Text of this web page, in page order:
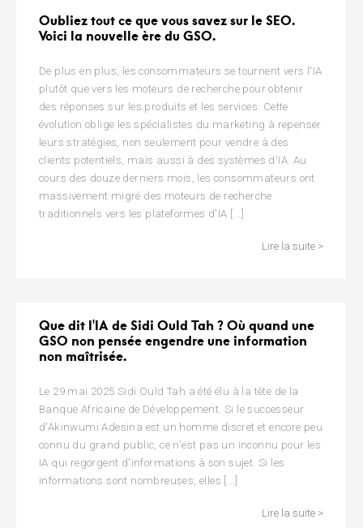
Oubliez tout ce que vous savez sur le SEO.
Voici la nouvelle ère du GSO.
De plus en plus, les consommateurs se tournent vers l'IA
plutôt que vers les moteurs de recherche pour obtenir
des réponses sur les produits et les services. Cette
évolution oblige les spécialistes du marketing à repenser
leurs stratégies, non seulement pour vendre à des
clients potentiels, mais aussi à des systèmes d'IA. Au
cours des douze derniers mois, les consommateurs ont
massivement migré des moteurs de recherche
traditionnels vers les plateformes d'IA [...]
Lire la suite >
Que dit l'IA de Sidi Ould Tah ? Où quand une
GSO non pensée engendre une information
non maîtrisée.
Le 29 mai 2025 Sidi Ould Tah a été élu à la tête de la
Banque Africaine de Développement. Si le successeur
d'Akinwumi Adesina est un homme discret et encore peu
connu du grand public, ce n'est pas un inconnu pour les
IA qui regorgent d'informations à son sujet. Si les
informations sont nombreuses, elles [...]
Lire la suite >